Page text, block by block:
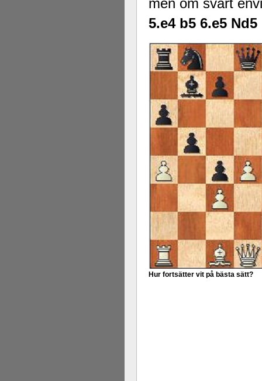
men om svart
5.e4 b5 6.e5
Hur fortsätter vit på bästa sätt?